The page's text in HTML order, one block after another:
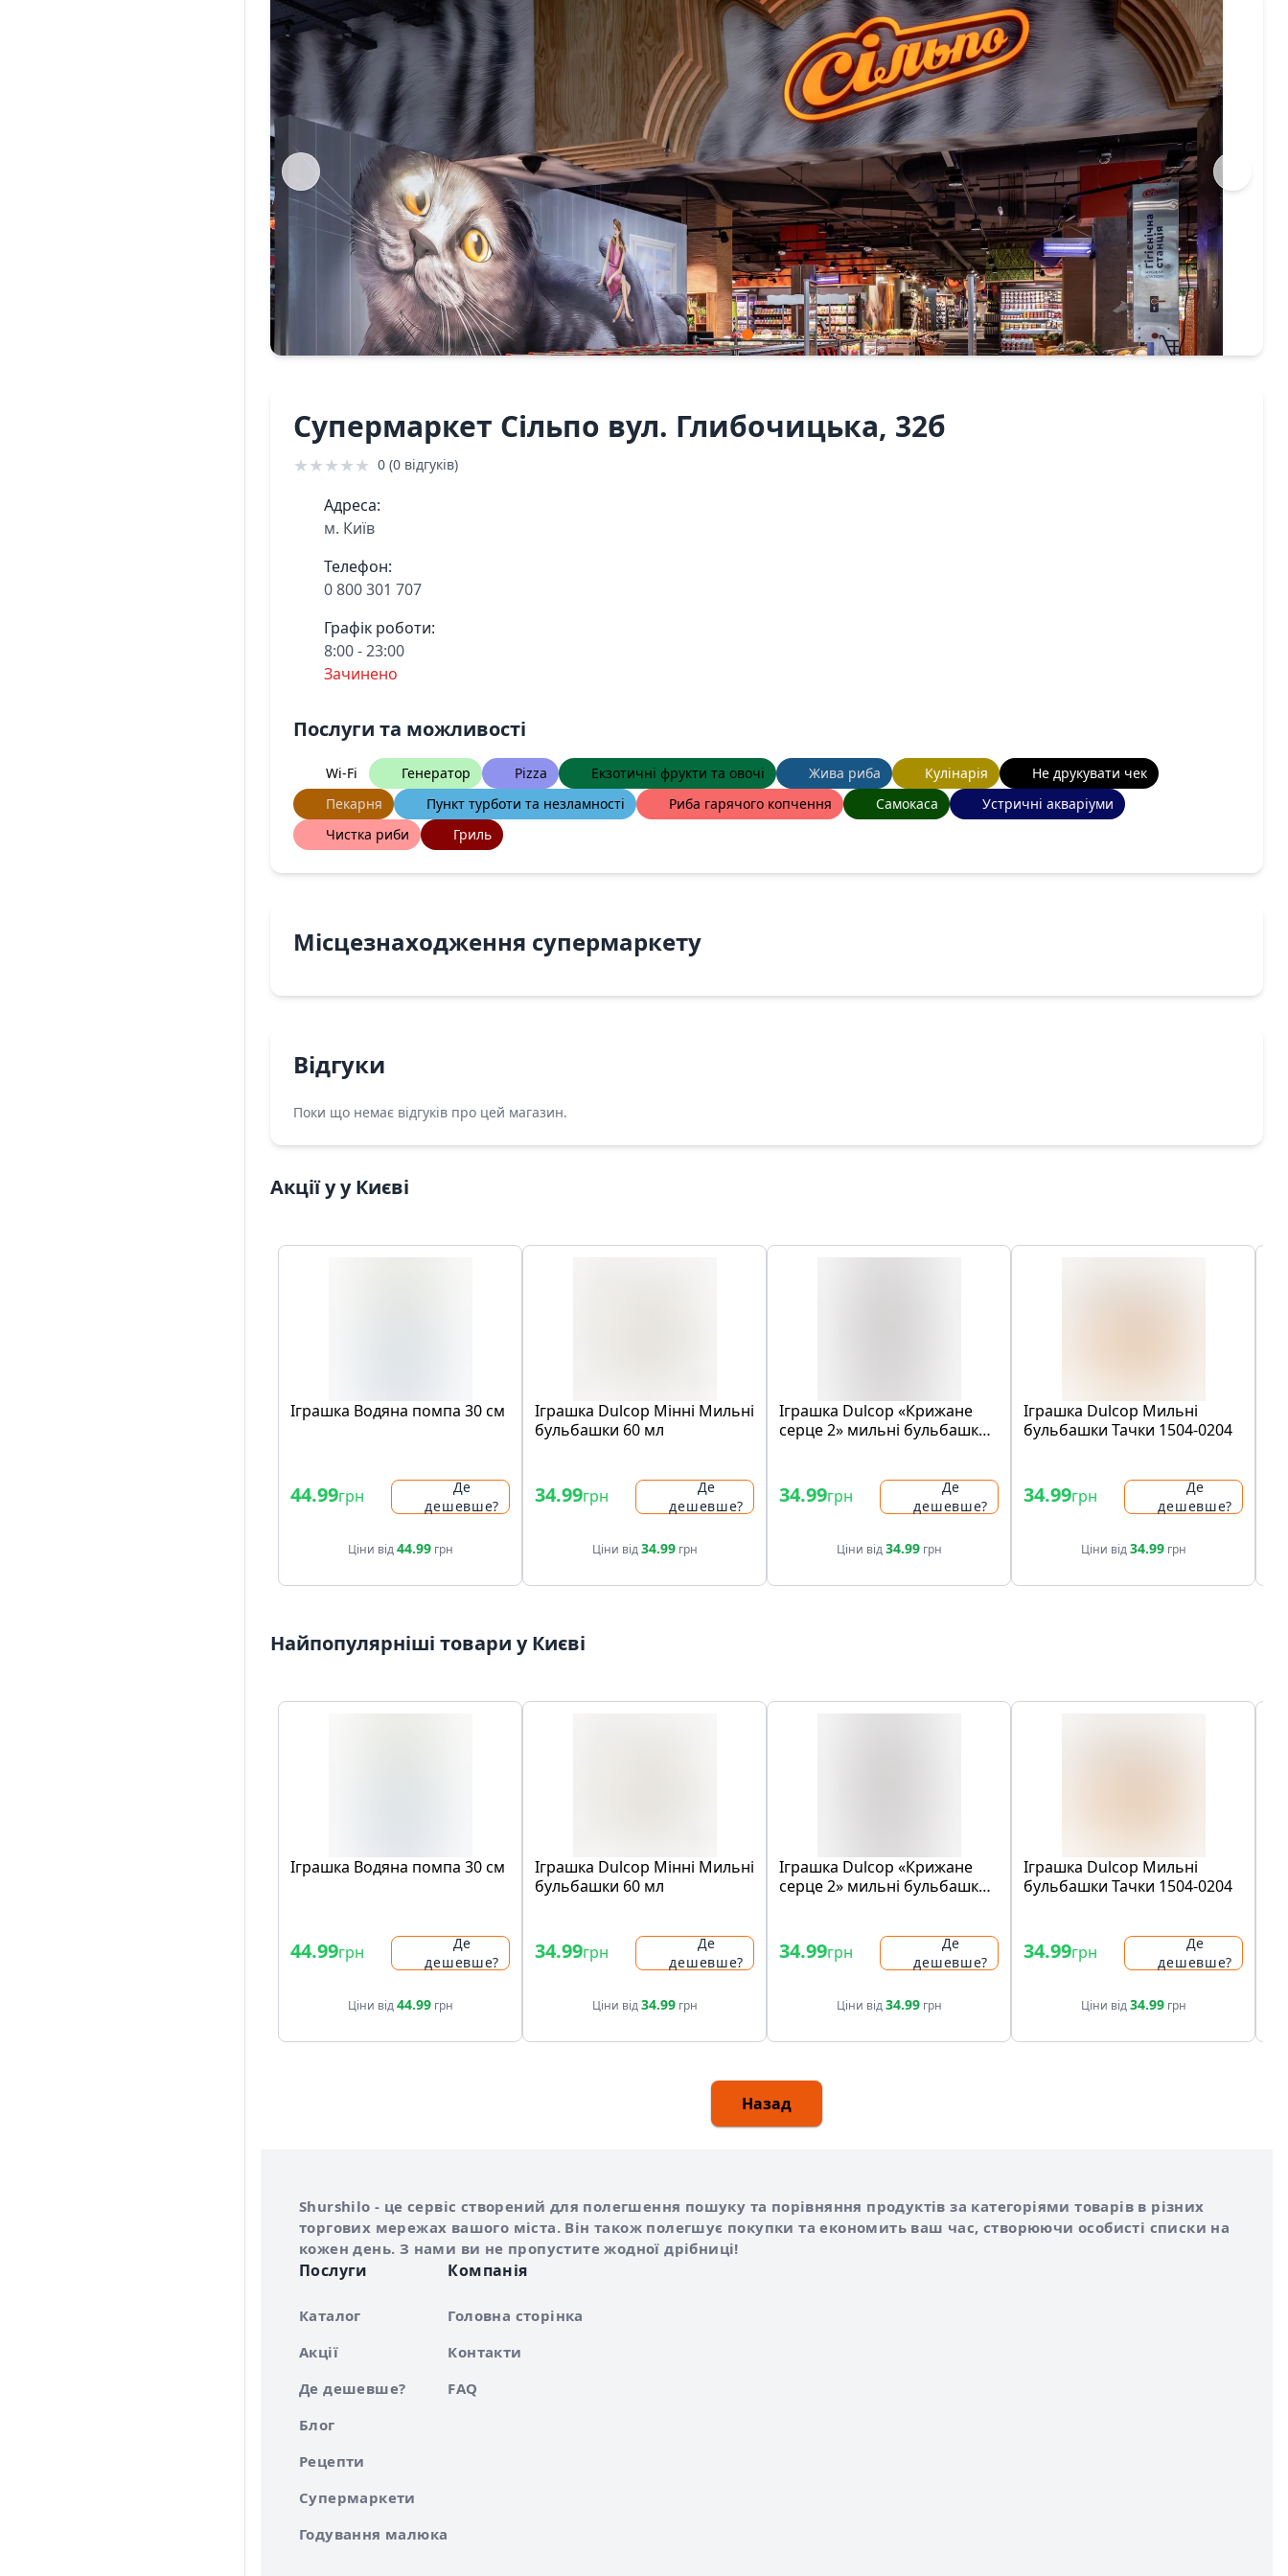
Супермаркет Сiльпо вул. Глибочицька, 32б
★★★★★ 0 (0 відгуків)
Адреса:
м. Київ
Телефон:
0 800 301 707
Графік роботи:
8:00 - 23:00
Зачинено
Послуги та можливості
Wi-Fi Генератор Pizza Екзотичні фрукти та овочі Жива риба Кулінарія
Не друкувати чек
Пекарня
Пункт турботи та незламності Риба гарячого копчення Самокаса
Устричні акваріуми
Чистка риби
Гриль
Місцезнаходження супермаркету
Відгуки
Поки що немає відгуків про цей магазин.
Акції у у Києві
Іграшка Водяна помпа 30 см
44.99грн
Де
дешевше?
Ціни від44.99грн
Іграшка Dulcop Мінні Мильні
бульбашки 60 мл
34.99грн
Де
дешевше?
Ціни від34.99грн
Іграшка Dulcop «Крижане
серце 2» мильні бульбашки
34.99грн
Де
дешевше?
Ціни від34.99грн
Іграшка Dulcop Мильні
бульбашки Тачки 1504-0204
34.99грн
Де
дешевше?
Ціни від34.99грн
Найпопулярніші товари у Києві
Іграшка Водяна помпа 30 см
44.99грн
Де
дешевше?
Ціни від44.99грн
Іграшка Dulcop Мінні Мильні
бульбашки 60 мл
34.99грн
Де
дешевше?
Ціни від34.99грн
Іграшка Dulcop «Крижане
серце 2» мильні бульбашки
34.99грн
Де
дешевше?
Ціни від34.99грн
Іграшка Dulcop Мильні
бульбашки Тачки 1504-0204
34.99грн
Де
дешевше?
Ціни від34.99грн
Назад
Про сервіс Shurshilo
Shurshilo - це сервіс створений для полегшення пошуку та порівняння продуктів за категоріями товарів в різних
торгових мережах вашого міста. Він також полегшує покупки та економить ваш час, створюючи особисті списки на
кожен день. З нами ви не пропустите жодної дрібниці!
Послуги
Каталог
Акції
Де дешевше?
Блог
Рецепти
Супермаркети
Годування малюка
Компанія
Головна сторінка
Контакти
FAQ